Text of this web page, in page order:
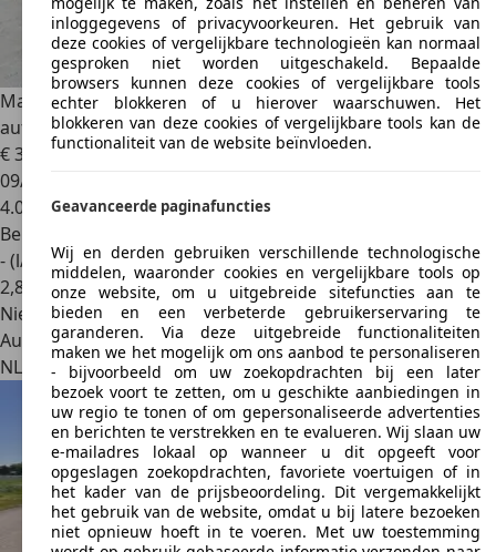
Mazda MX-5
1.5 SkyActiv-G 132 Prime-Line 4040km! NL-
auto! 1e
€ 35.950
09/2025
4.040 km
Benzine
- (l/100 km)
2,8
Nieuw
Autobedrijf
NL 9461 VCGieten
inloggegevens of privacyvoorkeuren. Het gebruik van
deze cookies of vergelijkbare technologieën kan normaal
gesproken niet worden uitgeschakeld. Bepaalde
browsers kunnen deze cookies of vergelijkbare tools
echter blokkeren of u hierover waarschuwen. Het
blokkeren van deze cookies of vergelijkbare tools kan de
functionaliteit van de website beïnvloeden.
Geavanceerde paginafuncties
Wij en derden gebruiken verschillende technologische
middelen, waaronder cookies en vergelijkbare tools op
onze website, om u uitgebreide sitefuncties aan te
bieden en een verbeterde gebruikerservaring te
garanderen. Via deze uitgebreide functionaliteiten
maken we het mogelijk om ons aanbod te personaliseren
- bijvoorbeeld om uw zoekopdrachten bij een later
bezoek voort te zetten, om u geschikte aanbiedingen in
uw regio te tonen of om gepersonaliseerde advertenties
en berichten te verstrekken en te evalueren. Wij slaan uw
e-mailadres lokaal op wanneer u dit opgeeft voor
opgeslagen zoekopdrachten, favoriete voertuigen of in
het kader van de prijsbeoordeling. Dit vergemakkelijkt
het gebruik van de website, omdat u bij latere bezoeken
niet opnieuw hoeft in te voeren. Met uw toestemming